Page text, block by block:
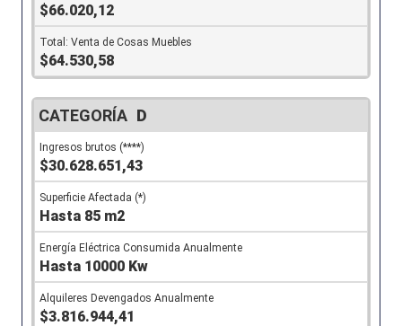
$66.020,12
$64.530,58
D
$30.628.651,43
Hasta 85 m2
Hasta 10000 Kw
$3.816.944,41